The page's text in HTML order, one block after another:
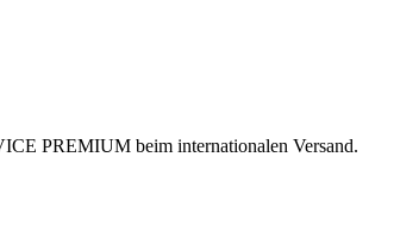
PREMIUM beim internationalen Versand.